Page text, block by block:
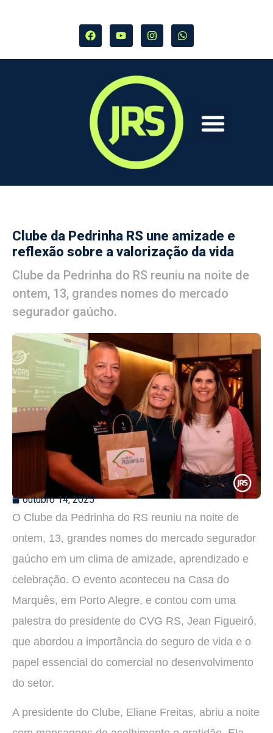
Clube da Pedrinha RS une amizade e
reflexão sobre a valorização da vida
Clube da Pedrinha do RS reuniu na noite de
ontem, 13, grandes nomes do mercado
segurador gaúcho.
outubro 14, 2025
O Clube da Pedrinha do RS reuniu na noite de
ontem, 13, grandes nomes do mercado segurador
gaúcho em um clima de amizade, aprendizado e
celebração. O evento aconteceu na Casa do
Marquês, em Porto Alegre, e contou com uma
palestra do presidente do CVG RS, Jean Figueiró,
que abordou a importância do seguro de vida e o
papel essencial do comercial no desenvolvimento
do setor.
A presidente do Clube, Eliane Freitas, abriu a noite